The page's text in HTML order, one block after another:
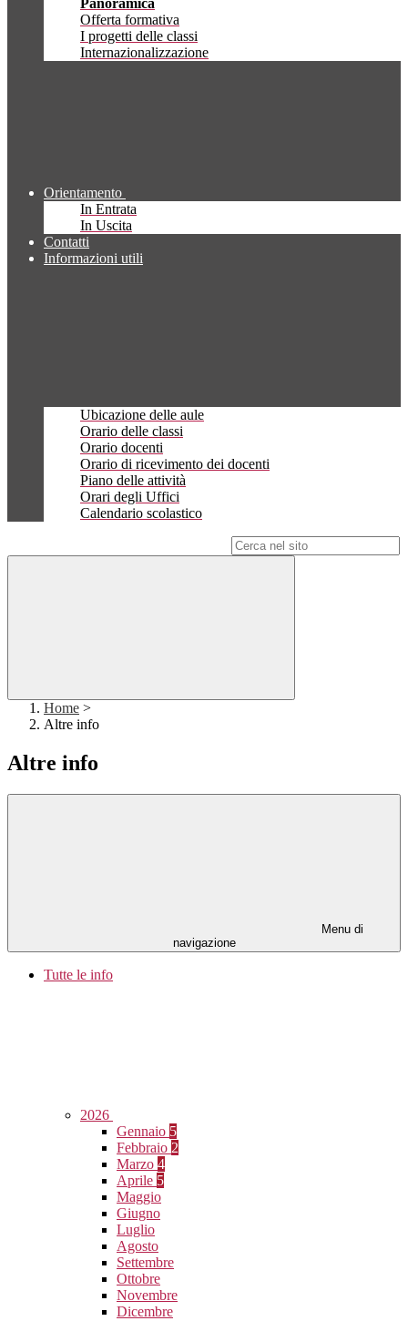
Panoramica
Offerta formativa
I progetti delle classi
Internazionalizzazione
Orientamento
In Entrata
In Uscita
Contatti
Informazioni utili
Ubicazione delle aule
Orario delle classi
Orario docenti
Orario di ricevimento dei docenti
Piano delle attività
Orari degli Uffici
Calendario scolastico
Home >
Altre info
Altre info
Menu di
navigazione
Tutte le info
2026
Gennaio 5
Febbraio 2
Marzo 4
Aprile 5
Maggio
Giugno
Luglio
Agosto
Settembre
Ottobre
Novembre
Dicembre